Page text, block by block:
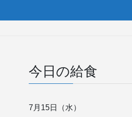
今日の給食
7月15日（水）